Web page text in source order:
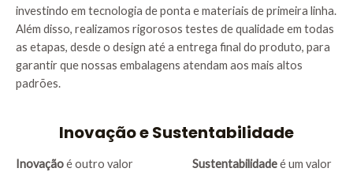
investindo em tecnologia de ponta e materiais de primeira linha.
Além disso, realizamos rigorosos testes de qualidade em todas
as etapas, desde o design até a entrega final do produto, para
garantir que nossas embalagens atendam aos mais altos
padrões.
Inovação e Sustentabilidade
Inovaçãoé outro valor
Sustentabilidadeé um valor